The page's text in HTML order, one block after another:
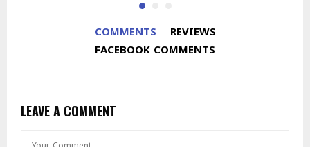
COMMENTS
REVIEWS
FACEBOOK COMMENTS
LEAVE A COMMENT